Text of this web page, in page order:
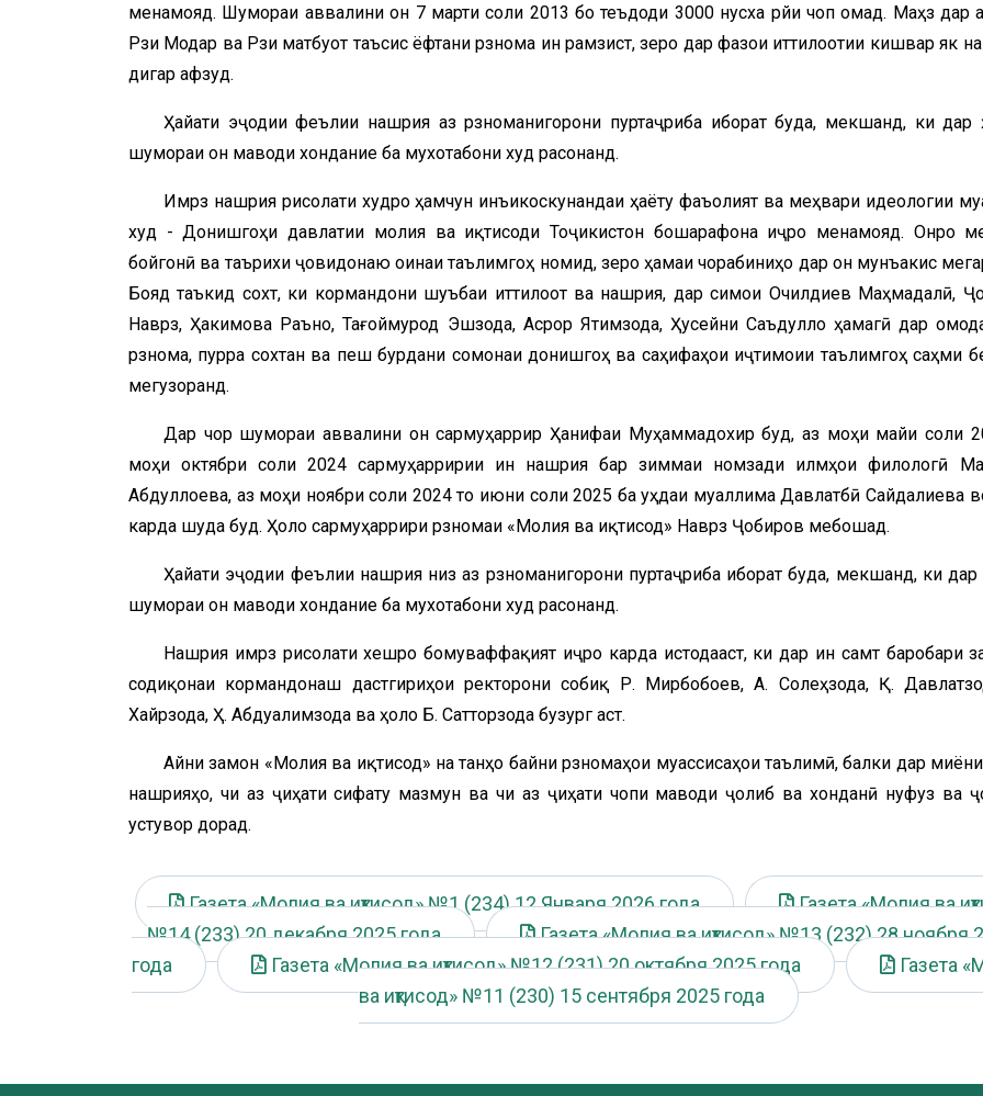
менамояд. Шумораи аввалини он 7 марти соли 2013 бо теъдоди 3000 нусха рӯйи чоп омад. Маҳз дар
Рӯзи Модар ва Рӯзи матбуот таъсис ёфтани рӯзнома ин рамзист, зеро дар фазои иттилоотии кишвар як
дигар афзуд.
Ҳайати эҷодии феълии нашрия аз рӯзноманигорони пуртаҷриба иборат буда, мекӯшанд, ки дар
шумораи он маводи хондание ба мухотабони худ расонанд.
Имрӯз нашрия рисолати худро ҳамчун инъикоскунандаи ҳаёту фаъолият ва меҳвари идеологии
худ - Донишгоҳи давлатии молия ва иқтисоди Тоҷикистон бошарафона иҷро менамояд. Онро
бойгонӣ ва таърихи ҷовидонаю оинаи таълимгоҳ номид, зеро ҳамаи чорабиниҳо дар он мунъакис
Бояд таъкид сохт, ки кормандони шуъбаи иттилоот ва нашрия, дар симои Очилдиев Маҳмадалӣ,
Наврӯз, Ҳакимова Раъно, Тағоймурод Эшзода, Асрор Ятимзода, Ҳусейни Саъдулло ҳамагӣ дар
рӯзнома, пурра сохтан ва пеш бурдани сомонаи донишгоҳ ва саҳифаҳои иҷтимоии таълимгоҳ саҳми
мегузоранд.
Дар чор шумораи аввалини он сармуҳаррир Ҳанифаи Муҳаммадохир буд, аз моҳи майи соли
моҳи октябри соли 2024 сармуҳарририи ин нашрия бар зиммаи номзади илмҳои филологӣ
Абдуллоева, аз моҳи ноябри соли 2024 то июни соли 2025 ба уҳдаи муаллима Давлатбӣ Сайдалиева
карда шуда буд. Ҳоло сармуҳаррири рӯзномаи «Молия ва иқтисод» Наврӯз Ҷобиров мебошад.
Ҳайати эҷодии феълии нашрия низ аз рӯзноманигорони пуртаҷриба иборат буда, мекӯшанд, ки дар
шумораи он маводи хондание ба мухотабони худ расонанд.
Нашрия имрӯз рисолати хешро бомуваффақият иҷро карда истодааст, ки дар ин самт баробари
содиқонаи кормандонаш дастгириҳои ректорони собиқ Р. Мирбобоев, А. Солеҳзода, Қ.
Хайрзода, Ҳ. Абдуалимзода ва ҳоло Б. Сатторзода бузург аст.
Айни замон «Молия ва иқтисод» на танҳо байни рӯзномаҳои муассисаҳои таълимӣ, балки дар
нашрияҳо, чи аз ҷиҳати сифату мазмун ва чи аз ҷиҳати чопи маводи ҷолиб ва хонданӣ нуфуз ва
устувор дорад.
Газета «Молия ва иқтисод» №1 (234) 12 Января 2026 года
Газета «Молия ва
№14 (233) 20 декабря 2025 года
Газета «Молия ва иқтисод» №13 (232) 28 ноября
года
Газета «Молия ва иқтисод» №12 (231) 20 октября 2025 года
Газета
ва иқтисод» №11 (230) 15 сентября 2025 года